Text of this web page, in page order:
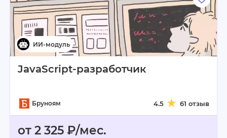
JavaScript-разработчик
Бруноям 4.5 61 отзыв
от 2 325 ₽/мес.